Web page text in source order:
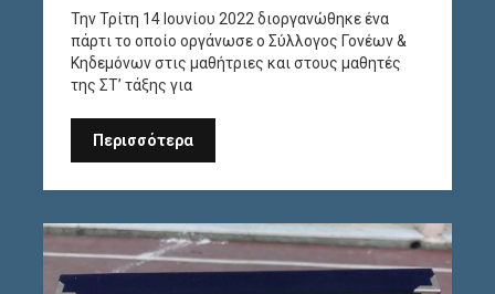
Την Τρίτη 14 Ιουνίου 2022 διοργανώθηκε ένα
πάρτι το οποίο οργάνωσε ο Σύλλογος Γονέων &
Κηδεμόνων στις μαθήτριες και στους μαθητές
της ΣΤ’ τάξης για
Περισσότερα